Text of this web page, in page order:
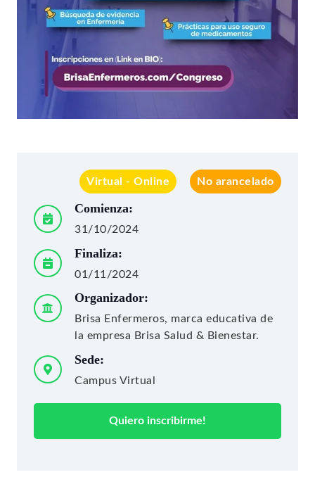
Virtual - Online No arancelado
Comienza:
31/10/2024
Finaliza:
01/11/2024
Organizador:
Brisa Enfermeros, marca educativa de
la empresa Brisa Salud & Bienestar.
Sede:
Campus Virtual
Quiero inscribirme!